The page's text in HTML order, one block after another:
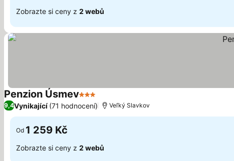
Zobrazte si ceny z 2 webů
Penzion Úsmev3 Počet hvězdiček
9,4Vynikající (71 hodnocení) Veľký Slavkov
Od 1 259 Kč
Zobrazte si ceny z 2 webů